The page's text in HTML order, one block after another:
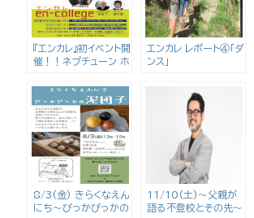
『エンカレ』初イベント開
催！！ネプチューン ホ
る！！8/20(月)～
22(水)
エンカレ レポート④｢ダ
ンス｣
8/3(金) きらくなえん
にち〜ぴっかぴっかの
11/10(土)〜父親が
語る不登校とその先～